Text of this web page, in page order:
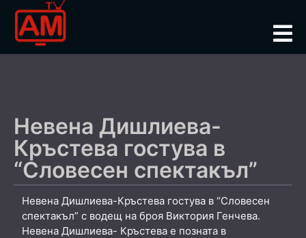
Невена Дишлиева-
Кръстева гостува в
“Словесен спектакъл”
Невена Дишлиева-Кръстева гостува в “Словесен
спектакъл” с водещ на броя Виктория Генчева.
Невена Дишлиева- Кръстева е позната в